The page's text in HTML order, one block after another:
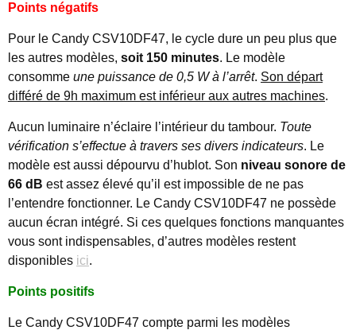
Points négatifs
Pour le Candy CSV10DF47, le cycle dure un peu plus que
les autres modèles, soit 150 minutes. Le modèle
consomme une puissance de 0,5 W à l’arrêt. Son départ
différé de 9h maximum est inférieur aux autres machines.
Aucun luminaire n’éclaire l’intérieur du tambour. Toute
vérification s’effectue à travers ses divers indicateurs. Le
modèle est aussi dépourvu d’hublot. Son niveau sonore de
66 dB est assez élevé qu’il est impossible de ne pas
l’entendre fonctionner. Le Candy CSV10DF47 ne possède
aucun écran intégré. Si ces quelques fonctions manquantes
vous sont indispensables, d’autres modèles restent
disponibles ici.
Points positifs
Le Candy CSV10DF47 compte parmi les modèles